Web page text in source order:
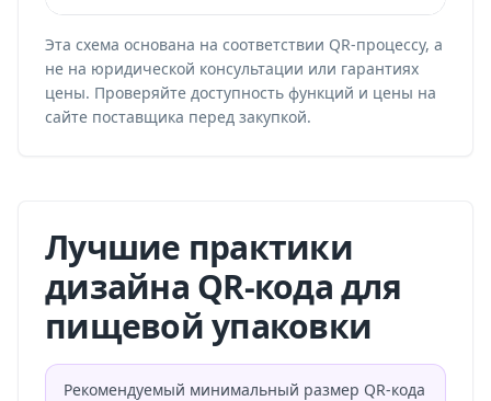
Эта схема основана на соответствии QR-процессу, а
не на юридической консультации или гарантиях
цены. Проверяйте доступность функций и цены на
сайте поставщика перед закупкой.
Лучшие практики
дизайна QR-кода для
пищевой упаковки
Рекомендуемый минимальный размер QR-кода